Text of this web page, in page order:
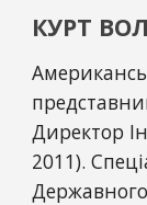
КУРТ
Директор
2011).